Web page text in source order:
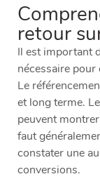
retour
Il est important
nécessaire pour
Le
et long terme.
peuvent
faut
constater une
conversions.